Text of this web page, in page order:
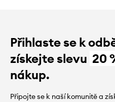
Přihlaste se k
získejte slevu 20
nákup.
Připojte se k naší komunitě a